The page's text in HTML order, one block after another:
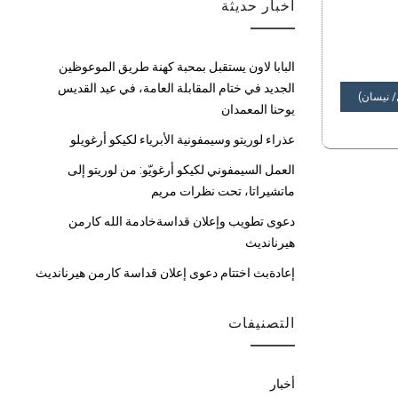
أخبار حديثة
البابا لاون يستقبل بمحبة كهنة طريق الموعوظين
الجديد في ختام المقابلة العامة، في عيد القديس
يوحنا المعمدان
عذراء لوريتو وسيمفونية الأبرياء لكيكو أرغويلو
العمل السيمفوني لكيكو أرغويّو: من لوريتو إلى
ماتشيراتا، تحت نظرات مريم
دعوى تطويب وإعلان قداسةخادمة الله كارمن
هيرنانديث
إعادةبث اختتام دعوى إعلان قداسة كارمن هيرنانديث
التصنيفات
أخبار